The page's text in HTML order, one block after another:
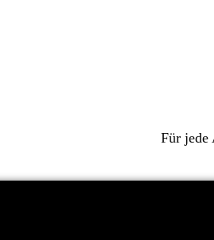
Für jede